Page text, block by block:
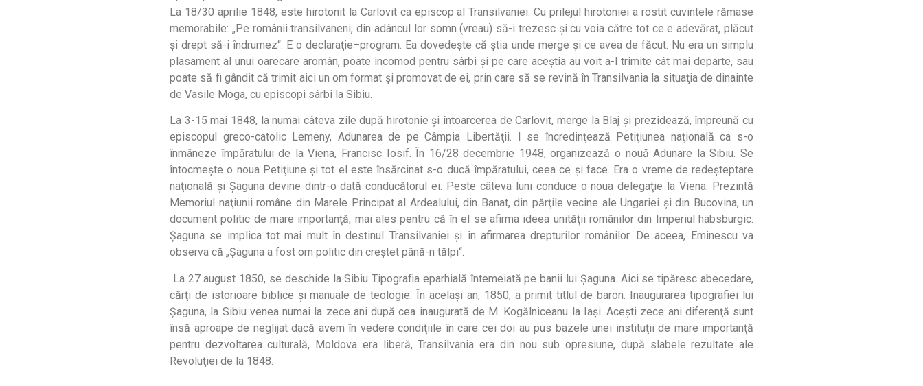
La 18/30 aprilie 1848, este hirotonit la Carlovit ca episcop al Transilvaniei. Cu prilejul hirotoniei a rostit cuvintele rămase
memorabile: „Pe românii transilvaneni, din adâncul lor somn (vreau) să-i trezesc şi cu voia către tot ce e adevărat, plăcut
şi drept să-i îndrumez“. E o declaraţie–program. Ea dovedeşte că ştia unde merge şi ce avea de făcut. Nu era un simplu
plasament al unui oarecare aromân, poate incomod pentru sârbi şi pe care aceştia au voit a-l trimite cât mai departe, sau
poate să fi gândit că trimit aici un om format şi promovat de ei, prin care să se revină în Transilvania la situaţia de dinainte
de Vasile Moga, cu episcopi sârbi la Sibiu.
La 3-15 mai 1848, la numai câteva zile după hirotonie şi întoarcerea de Carlovit, merge la Blaj şi prezidează, împreună cu
episcopul greco-catolic Lemeny, Adunarea de pe Câmpia Libertăţii. I se încredinţează Petiţiunea naţională ca s-o
înmâneze împăratului de la Viena, Francisc Iosif. În 16/28 decembrie 1948, organizează o nouă Adunare la Sibiu. Se
întocmeşte o noua Petiţiune şi tot el este însărcinat s-o ducă împăratului, ceea ce şi face. Era o vreme de redeşteptare
naţională şi Şaguna devine dintr-o dată conducătorul ei. Peste câteva luni conduce o noua delegaţie la Viena. Prezintă
Memoriul naţiunii române din Marele Principat al Ardealului, din Banat, din părţile vecine ale Ungariei şi din Bucovina, un
document politic de mare importanţă, mai ales pentru că în el se afirma ideea unităţii românilor din Imperiul habsburgic.
Şaguna se implica tot mai mult în destinul Transilvaniei şi în afirmarea drepturilor românilor. De aceea, Eminescu va
observa că „Şaguna a fost om politic din creştet până-n tălpi“.
La 27 august 1850, se deschide la Sibiu Tipografia eparhială întemeiată pe banii lui Şaguna. Aici se tipăresc abecedare,
cărţi de istorioare biblice şi manuale de teologie. În acelaşi an, 1850, a primit titlul de baron. Inaugurarea tipografiei lui
Şaguna, la Sibiu venea numai la zece ani după cea inaugurată de M. Kogălniceanu la Iaşi. Aceşti zece ani diferenţă sunt
însă aproape de neglijat dacă avem în vedere condiţiile în care cei doi au pus bazele unei instituţii de mare importanţă
pentru dezvoltarea culturală, Moldova era liberă, Transilvania era din nou sub opresiune, după slabele rezultate ale
Revoluţiei de la 1848.